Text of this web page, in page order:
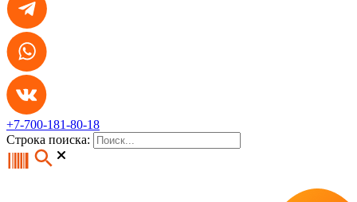
+7-700-181-80-18
Строка поиска: